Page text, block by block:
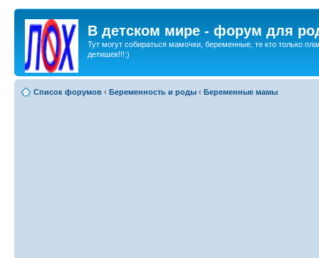
В детском мире - форум для
Тут могут собираться мамочки, беременные, те кто только
детишек!!!:)
Список форумов ‹ Беременность и роды ‹ Беременные мамы